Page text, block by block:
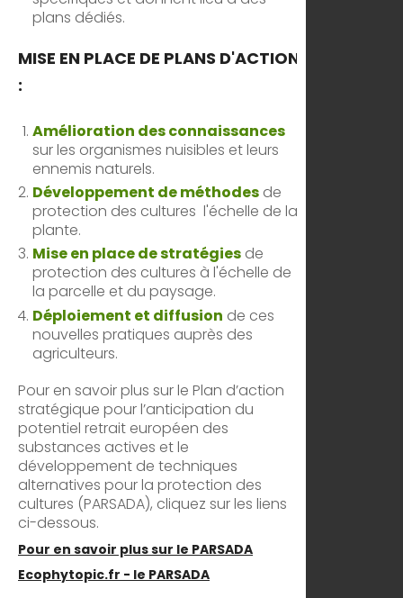
plans dédiés.
MISE EN PLACE DE PLANS D'ACTION
:
Amélioration des connaissances
sur les organismes nuisibles et leurs
ennemis naturels.
Développement de méthodes de
protection des cultures l'échelle de la
plante.
Mise en place de stratégies de
protection des cultures à l'échelle de
la parcelle et du paysage.
Déploiement et diffusion de ces
nouvelles pratiques auprès des
agriculteurs.
Pour en savoir plus sur le Plan d’action
stratégique pour l’anticipation du
potentiel retrait européen des
substances actives et le
développement de techniques
alternatives pour la protection des
cultures (PARSADA), cliquez sur les liens
ci-dessous.
Pour en savoir plus sur le PARSADA
Ecophytopic.fr - le PARSADA